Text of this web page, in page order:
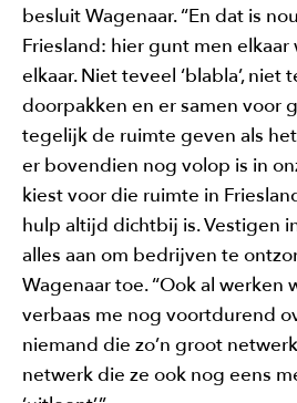
besluit Wagenaar. “En dat is
Friesland: hier gunt men
elkaar. Niet teveel ‘blabla’, niet
doorpakken en er samen voor
tegelijk de ruimte geven als
er bovendien nog volop is in
kiest voor die ruimte in
hulp altijd dichtbij is. Vestigen
alles aan om bedrijven te
Wagenaar toe. “Ook al werken
verbaas me nog voortdurend
niemand die zo’n groot
netwerk die ze ook nog eens